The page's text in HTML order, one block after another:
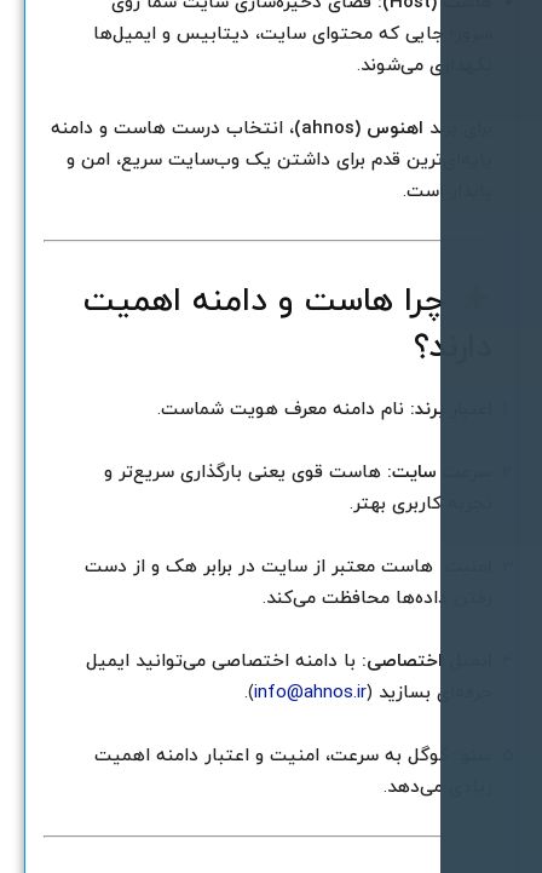
سرور؛ جایی که محتوای سایت، دیتابیس و ایمیل‌ها
نگهداری می‌شوند.
اهنوس (ahnos)
، انتخاب درست هاست و دامنه
پایه‌ای‌ترین قدم برای داشتن یک وب‌سایت سریع، امن و
چرا هاست و دامنه اهمیت
نام دامنه معرف هویت شماست.
هاست قوی یعنی بارگذاری سریع‌تر و
تجربه کاربری بهتر.
هاست معتبر از سایت در برابر هک و از دست
رفتن داده‌ها محافظت می‌کند.
ایمیل اختصاصی:با دامنه اختصاصی می‌توانید ایمیل
حرفه‌ای بسازید (info@ahnos.ir
).
گوگل به سرعت، امنیت و اعتبار دامنه اهمیت
زیادی می‌دهد.